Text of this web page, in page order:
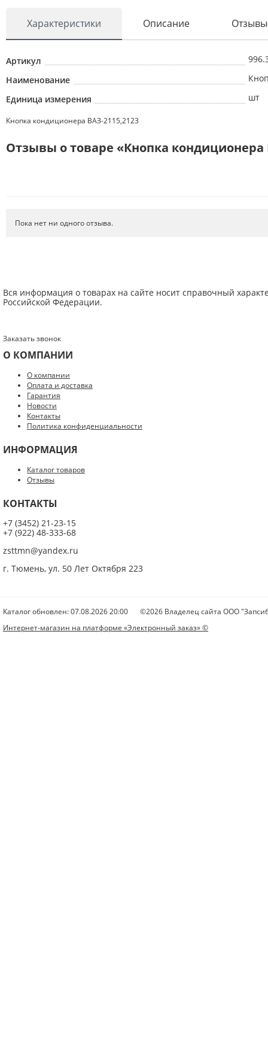
Характеристики Описание
Артикул
Наименование
Единица измерения
шт
Кнопка кондиционера ВАЗ-2115,2123
Отзывы о товаре «Кнопка кондиционера
Введите код с картинки:
Я даю согласие на обработку моих персональных данных
Нажатием на кнопку «Опубликовать» я даю свое согласие на обработку
Пока нет ни одного отзыва.
Вся информация о товарах на сайте носит справочный
Российской Федерации.
Заказать звонок
О КОМПАНИИ
О компании
Оплата и доставка
Гарантия
Новости
Контакты
Политика конфиденциальности
ИНФОРМАЦИЯ
Каталог товаров
Отзывы
КОНТАКТЫ
+7 (3452) 21-23-15
+7 (922) 48-333-68
zsttmn@yandex.ru
г. Тюмень, ул. 50 Лет Октября 223
Каталог обновлен: 07.08.2026 20:00
©2026 Владелец сайта ООО
Интернет-магазин на платформе «Электронный заказ» ©